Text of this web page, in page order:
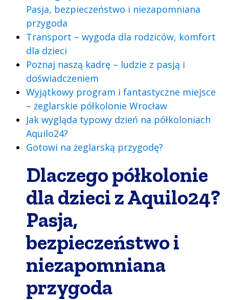
Pasja, bezpieczeństwo i niezapomniana
przygoda
Transport – wygoda dla rodziców, komfort
dla dzieci
Poznaj naszą kadrę – ludzie z pasją i
doświadczeniem
Wyjątkowy program i fantastyczne miejsce
– żeglarskie półkolonie Wrocław
Jak wygląda typowy dzień na półkoloniach
Aquilo24?
Gotowi na żeglarską przygodę?
Dlaczego półkolonie
dla dzieci z Aquilo24?
Pasja,
bezpieczeństwo i
niezapomniana
przygoda